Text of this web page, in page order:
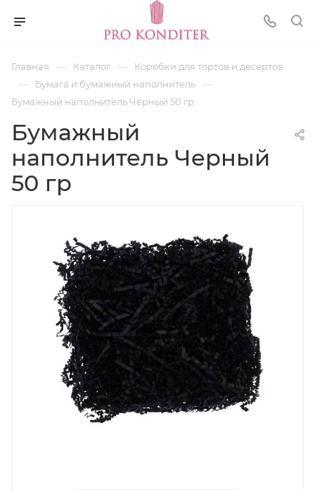
Главная — Каталог — Коробки для тортов и десертов
— Бумага и бумажный наполнитель —
Бумажный наполнитель Черный 50 гр
Бумажный
наполнитель Черный
50 гр